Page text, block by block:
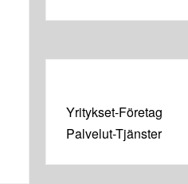
Yritykset-Företag
Palvelut-Tjänster